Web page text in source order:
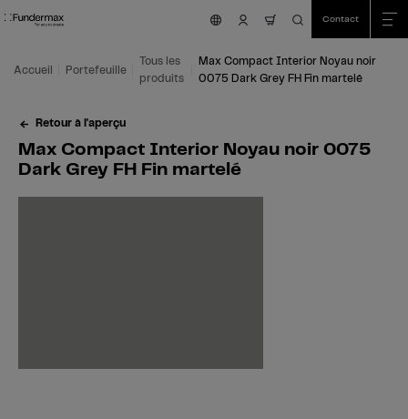
Aller au contenu principal
Aller au sommaire
Aller au menu principal
nav.cart.item.count
Contact
Accueil Portefeuille
Tous les
produits
Max Compact Interior Noyau noir
0075 Dark Grey FH Fin martelé
Retour à l'aperçu
Max Compact Interior Noyau noir 0075
Dark Grey FH Fin martelé